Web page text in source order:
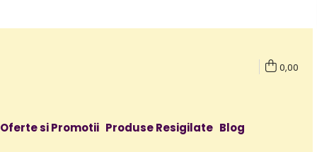
0,00
Oferte si Promotii Produse Resigilate Blog